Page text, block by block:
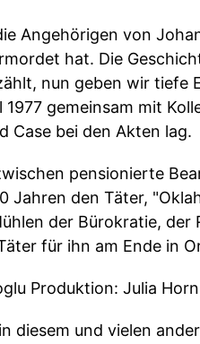
Angehörigen von
hat. Die
nun geben wir tiefe
1977 gemeinsam mit
Case bei den Akten lag.
pensionierte
Jahren den Täter,
der Bürokratie,
für ihn am Ende in
Produktion: Julia
diesem und vielen